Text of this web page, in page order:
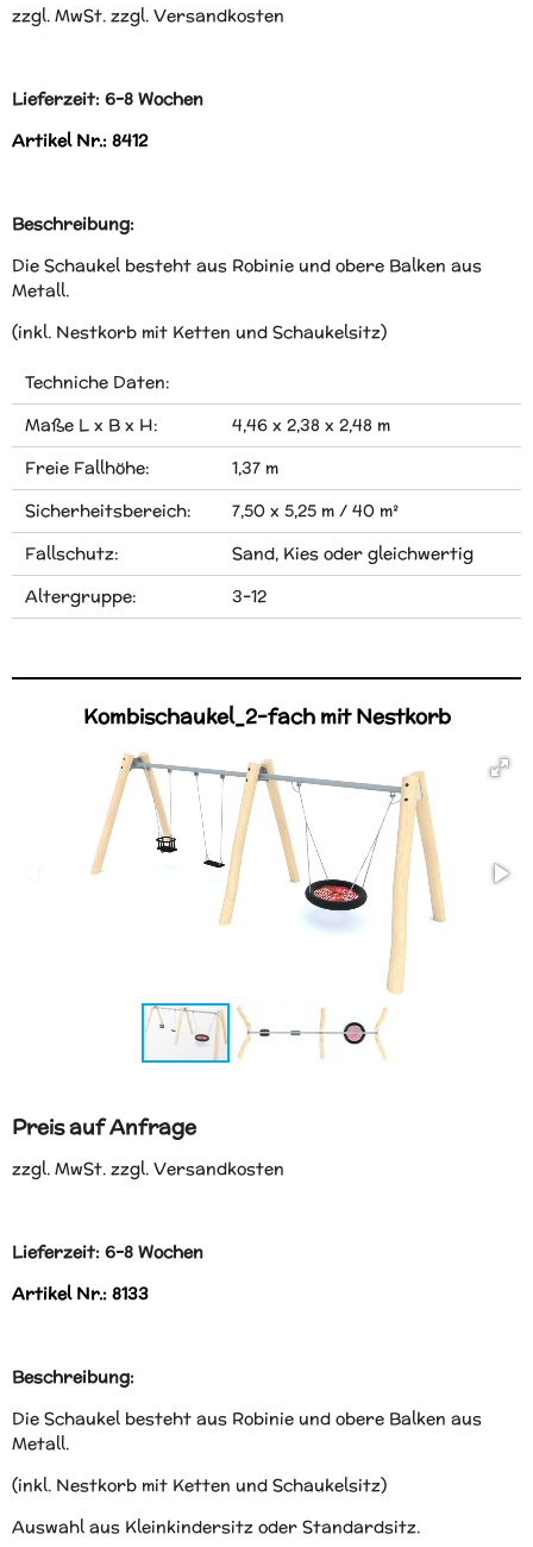
zzgl. MwSt. zzgl. Versandkosten
Lieferzeit: 6-8 Wochen
Artikel Nr.: 8412
Beschreibung:
Die Schaukel besteht aus Robinie und obere Balken aus
Metall.
(inkl. Nestkorb mit Ketten und Schaukelsitz)
Techniche Daten:
Maße L x B x H:
4,46 x 2,38 x 2,48 m
Freie Fallhöhe:
1,37 m
Sicherheitsbereich:
7,50 x 5,25 m / 40 m²
Fallschutz:
Sand, Kies oder gleichwertig
Altergruppe:
3-12
Kombischaukel_2-fach mit Nestkorb
Preis auf Anfrage
zzgl. MwSt. zzgl. Versandkosten
Lieferzeit: 6-8 Wochen
Artikel Nr.: 8133
Beschreibung:
Die Schaukel besteht aus Robinie und obere Balken aus
Metall.
(inkl. Nestkorb mit Ketten und Schaukelsitz)
Auswahl aus Kleinkindersitz oder Standardsitz.